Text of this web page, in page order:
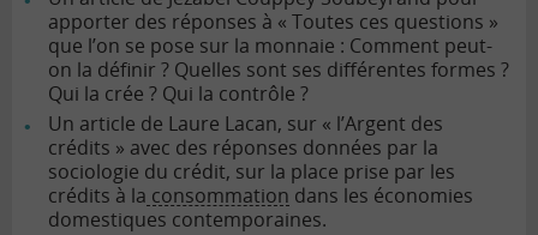
apporter des réponses à « Toutes ces questions »
que l’on se pose sur la monnaie : Comment peut-
on la définir ? Quelles sont ses différentes formes ?
Qui la crée ? Qui la contrôle ?
Un article de Laure Lacan, sur « l’Argent des
crédits » avec des réponses données par la
sociologie du crédit, sur la place prise par les
crédits à la consommation dans les économies
domestiques contemporaines.